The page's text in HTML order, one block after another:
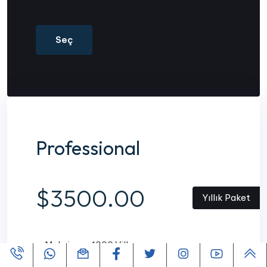
Seç
Professional
$3500.00 Yıllık Paket
Maksimum 1000 Villa